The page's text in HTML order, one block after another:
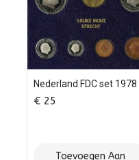
Nederland FDC set 1978
€ 25
Toevoegen Aan